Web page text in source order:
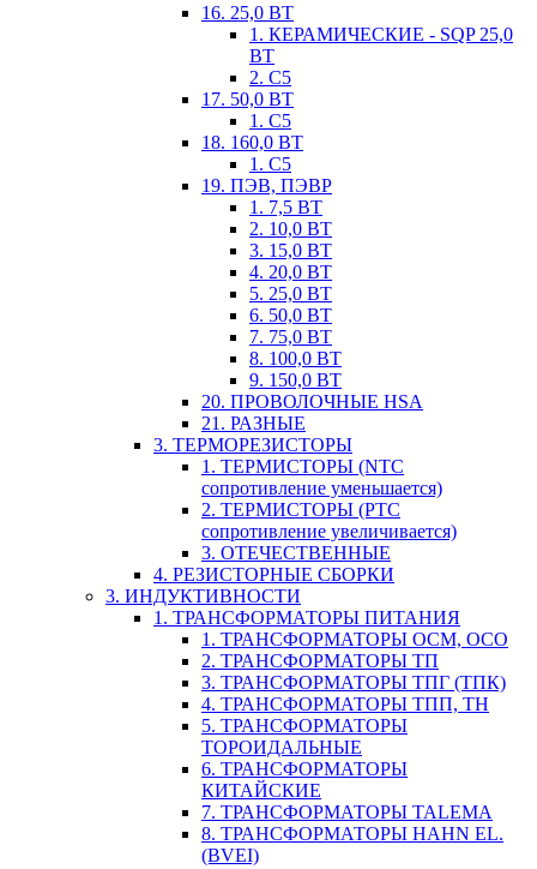
16. 25,0 ВТ
1. КЕРАМИЧЕСКИЕ - SQP 25,0
ВТ
2. С5
17. 50,0 ВТ
1. С5
18. 160,0 ВТ
1. С5
19. ПЭВ, ПЭВР
1. 7,5 ВТ
2. 10,0 ВТ
3. 15,0 ВТ
4. 20,0 ВТ
5. 25,0 ВТ
6. 50,0 ВТ
7. 75,0 ВТ
8. 100,0 ВТ
9. 150,0 ВТ
20. ПРОВОЛОЧНЫЕ HSA
21. РАЗНЫЕ
3. ТЕРМОРЕЗИСТОРЫ
1. ТЕРМИСТОРЫ (NTC
сопротивление уменьшается)
2. ТЕРМИСТОРЫ (PTC
сопротивление увеличивается)
3. ОТЕЧЕСТВЕННЫЕ
4. РЕЗИСТОРНЫЕ СБОРКИ
3. ИНДУКТИВНОСТИ
1. ТРАНСФОРМАТОРЫ ПИТАНИЯ
1. ТРАНСФОРМАТОРЫ ОСМ, ОСО
2. ТРАНСФОРМАТОРЫ ТП
3. ТРАНСФОРМАТОРЫ ТПГ (ТПК)
4. ТРАНСФОРМАТОРЫ ТПП, ТН
5. ТРАНСФОРМАТОРЫ
ТОРОИДАЛЬНЫЕ
6. ТРАНСФОРМАТОРЫ
КИТАЙСКИЕ
7. ТРАНСФОРМАТОРЫ TALEMA
8. ТРАНСФОРМАТОРЫ HAHN EL.
(BVEI)